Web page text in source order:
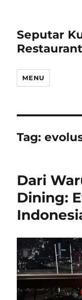
Seputar
Restaurant
MENU
Tag:
Dari
Dining: